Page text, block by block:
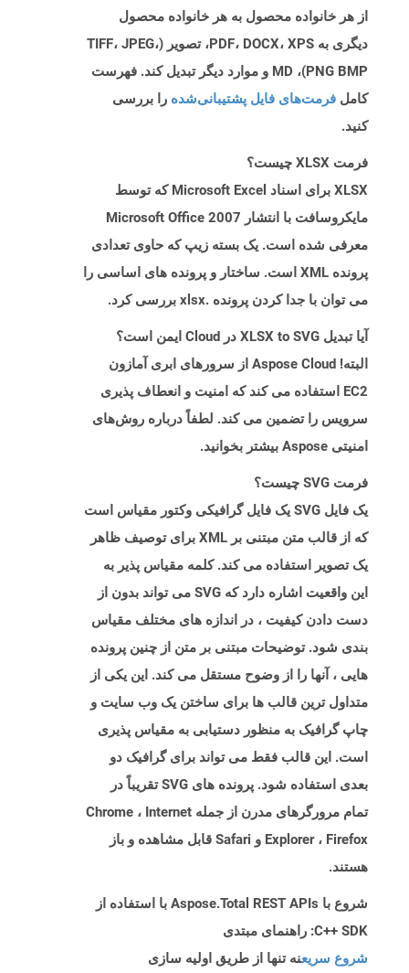
از هر خانواده محصول به هر خانواده محصول
دیگری به PDF، DOCX، XPS، تصویر (TIFF، JPEG،
PNG BMP)، MD و موارد دیگر تبدیل کند. فهرست
کامل فرمت‌های فایل پشتیبانی‌شده را بررسی
کنید.
فرمت XLSX چیست؟
XLSX برای اسناد Microsoft Excel که توسط
مایکروسافت با انتشار Microsoft Office 2007
معرفی شده است. یک بسته زیپ که حاوی تعدادی
پرونده XML است. ساختار و پرونده های اساسی را
می توان با جدا کردن پرونده .xlsx بررسی کرد.
آیا تبدیل XLSX to SVG در Cloud ایمن است؟
البته! Aspose Cloud از سرورهای ابری آمازون
EC2 استفاده می کند که امنیت و انعطاف پذیری
سرویس را تضمین می کند. لطفاً درباره روش‌های
امنیتی Aspose بیشتر بخوانید.
فرمت SVG چیست؟
یک فایل SVG یک فایل گرافیکی وکتور مقیاس است
که از قالب متن مبتنی بر XML برای توصیف ظاهر
یک تصویر استفاده می کند. کلمه مقیاس پذیر به
این واقعیت اشاره دارد که SVG می تواند بدون از
دست دادن کیفیت ، در اندازه های مختلف مقیاس
بندی شود. توضیحات مبتنی بر متن از چنین پرونده
هایی ، آنها را از وضوح مستقل می کند. این یکی از
متداول ترین قالب ها برای ساختن یک وب سایت و
چاپ گرافیک به منظور دستیابی به مقیاس پذیری
است. این قالب فقط می تواند برای گرافیک دو
بعدی استفاده شود. پرونده های SVG تقریباً در
تمام مرورگرهای مدرن از جمله Chrome ، Internet
Explorer ، Firefox و Safari قابل مشاهده و باز
هستند.
شروع با Aspose.Total REST APIs با استفاده از
C++ SDK: راهنمای مبتدی
شروع سریعنه تنها از طریق اولیه سازی